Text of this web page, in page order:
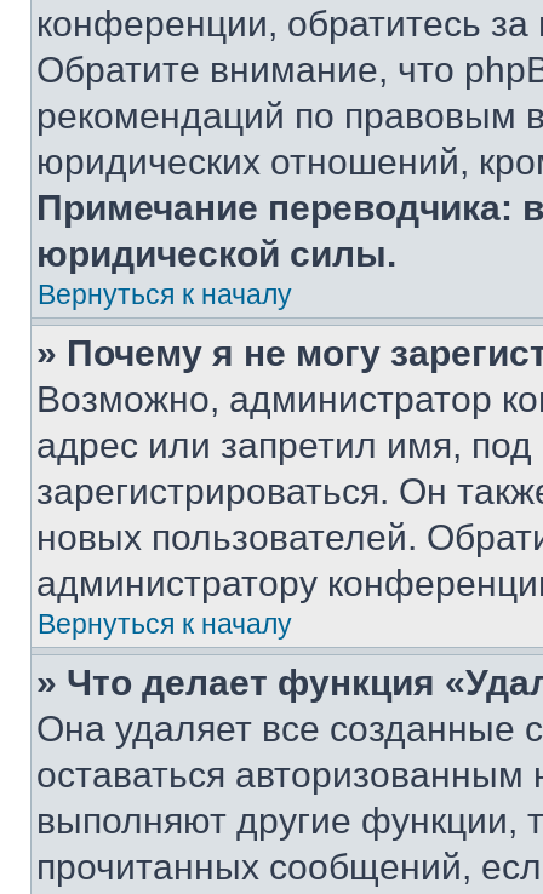
конференции, обратитесь
Обратите внимание, что
рекомендаций по правовым
юридических отношений,
Примечание переводчика:
юридической силы.
Вернуться к началу
» Почему я не могу
Возможно, администратор
адрес или запретил имя,
зарегистрироваться. Он
новых пользователей.
администратору
Вернуться к началу
» Что делает функция
Она удаляет все созданные
оставаться
выполняют другие функции,
прочитанных сообщений,